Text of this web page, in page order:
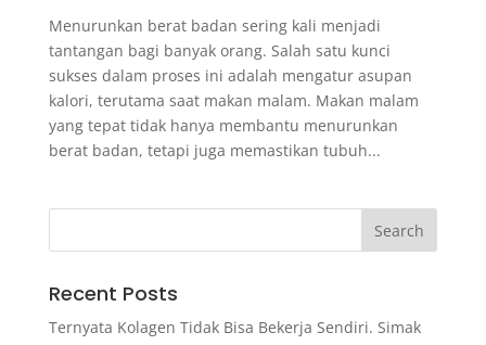
Menurunkan berat badan sering kali menjadi
tantangan bagi banyak orang. Salah satu kunci
sukses dalam proses ini adalah mengatur asupan
kalori, terutama saat makan malam. Makan malam
yang tepat tidak hanya membantu menurunkan
berat badan, tetapi juga memastikan tubuh...
Recent Posts
Ternyata Kolagen Tidak Bisa Bekerja Sendiri. Simak